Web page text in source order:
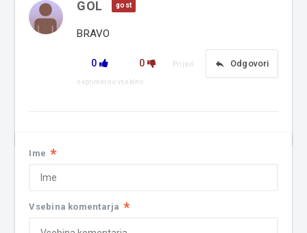
GOL gost
BRAVO
0 0 reply Odgovori
Prijavi
neprimerno vsebino
Ime *
Vsebina komentarja *